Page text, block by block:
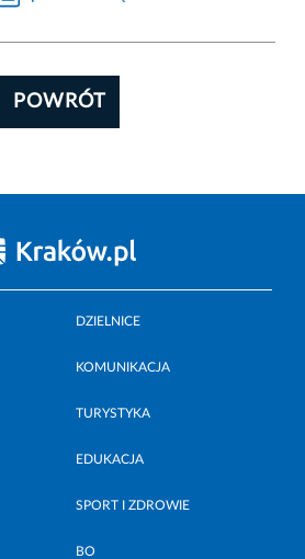
POWRÓT
DZIELNICE
KOMUNIKACJA
TURYSTYKA
EDUKACJA
SPORT I ZDROWIE
BO